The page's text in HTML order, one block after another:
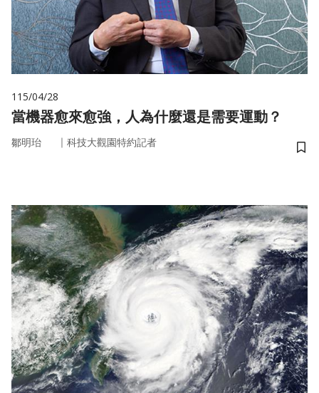
115/04/28
當機器愈來愈強，人為什麼還是需要運動？
鄒明珆 ｜ 科技大觀園特約記者
儲